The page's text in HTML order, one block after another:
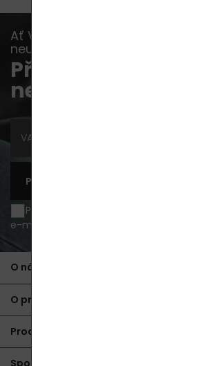
Ať Vám již žádná akce, novinka
neunikne...
Přihlaste se k
newsletterů
PŘIHLÁSIT SE K ODBĚRU
Přeji si být informován o novinkách
e-mailem a souhlasím se
O nákupu
O produktech
Produkty
Spolupráce